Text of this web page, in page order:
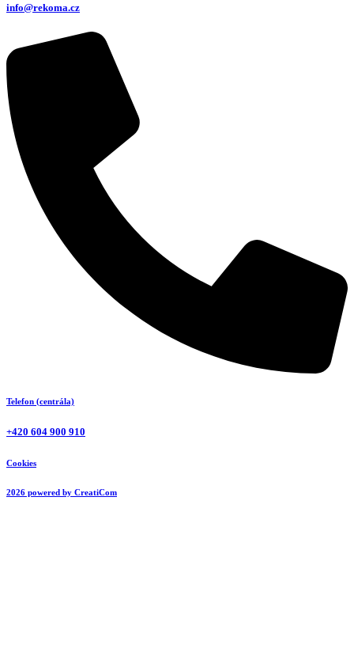
info@rekoma.cz
Telefon (centrála)
+420 604 900 910
Cookies
2026 powered by CreatiCom